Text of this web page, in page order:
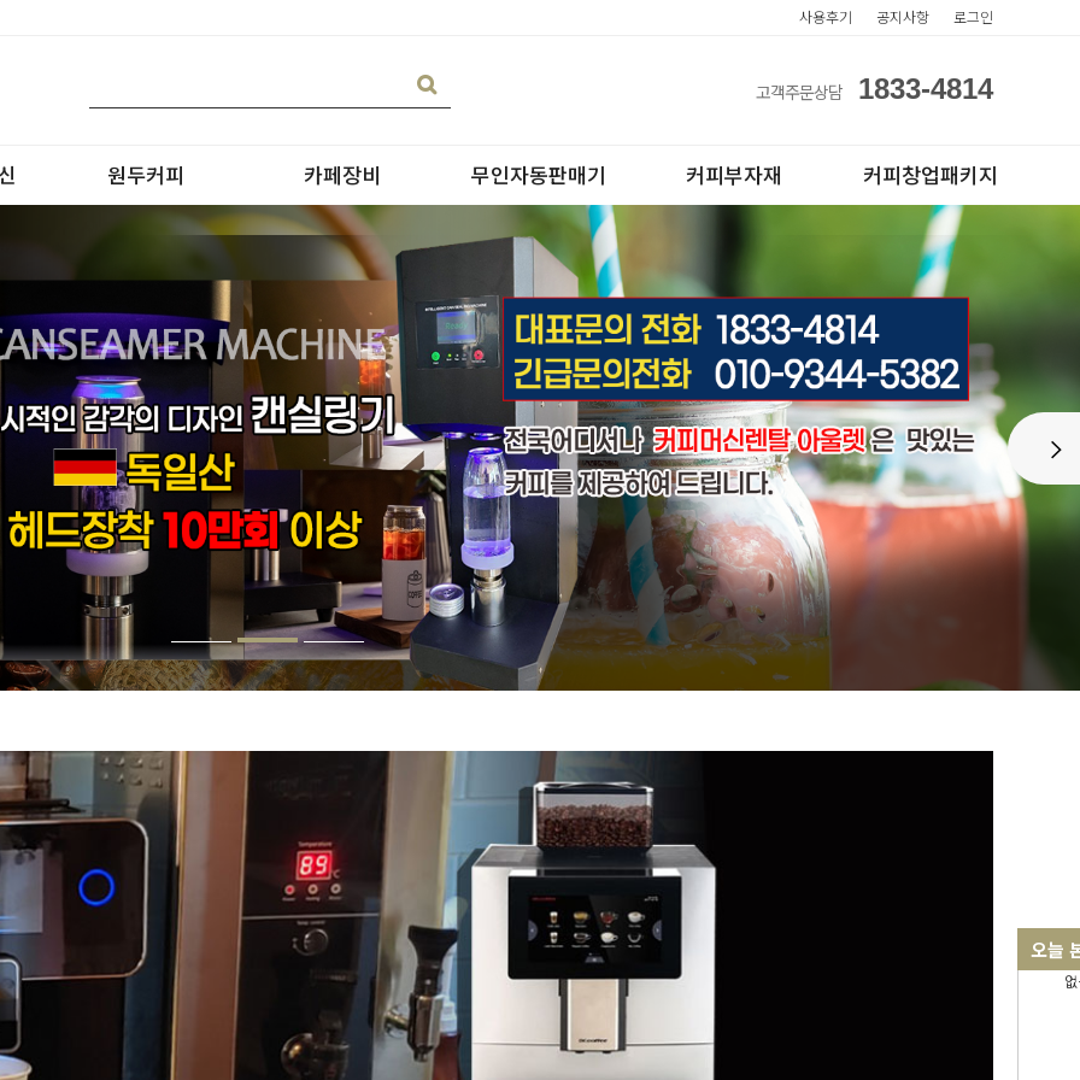
사용후기 공지사항 로그인
고객주문상담 1833-4814
원두커피
블랜딩
원두커피의 종류
카페장비
온수기/우유스팀기
블렌더
그라인더
CAN 캔시머 캔실링기
무인자동판매기 커피부자재
아이스컵
테이크아웃컵
커피창업패키지
전자동카페창업페키지
반자동카페창업페키지
반자동커피머신판매
오늘